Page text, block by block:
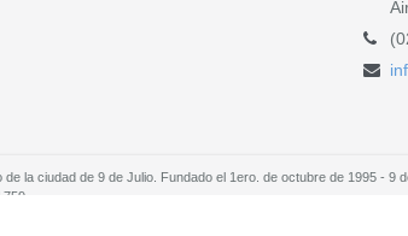
la ciudad de 9 de Julio. Fundado el 1ero. de octubre de 1995 - 9